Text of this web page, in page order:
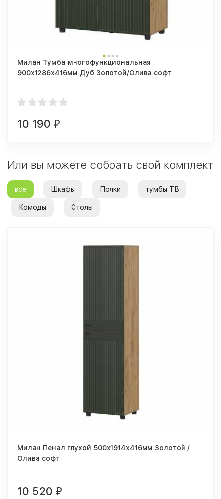
Милан Тумба многофункциональная
900х1286х416мм Дуб Золотой/Олива софт
10 190 ₽
Или вы можете собрать свой комплект
все Шкафы Полки тумбы ТВ
Комоды Столы
Милан Пенал глухой 500х1914х416мм Золотой /
Олива софт
10 520 ₽